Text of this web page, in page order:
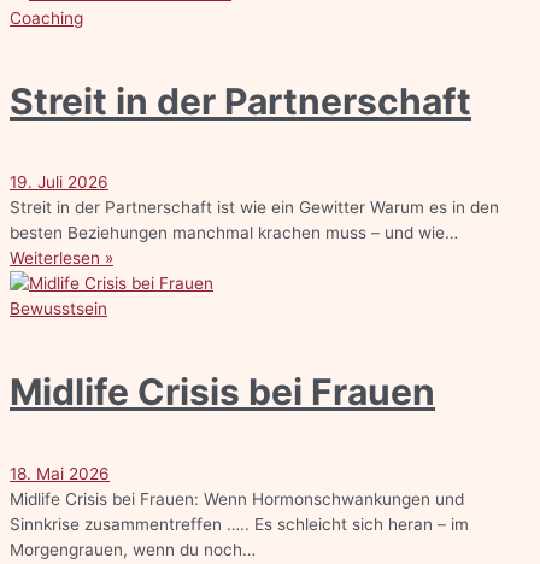
Coaching
Streit in der Partnerschaft
19. Juli 2026
Streit in der Partnerschaft ist wie ein Gewitter Warum es in den
besten Beziehungen manchmal krachen muss – und wie…
Weiterlesen »
Bewusstsein
Midlife Crisis bei Frauen
18. Mai 2026
Midlife Crisis bei Frauen: Wenn Hormonschwankungen und
Sinnkrise zusammentreffen ….. Es schleicht sich heran – im
Morgengrauen, wenn du noch…